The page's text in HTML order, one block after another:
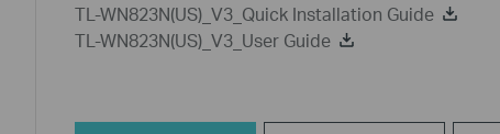
TL-WN823N(US)_V3_Quick Installation Guide
TL-WN823N(US)_V3_User Guide